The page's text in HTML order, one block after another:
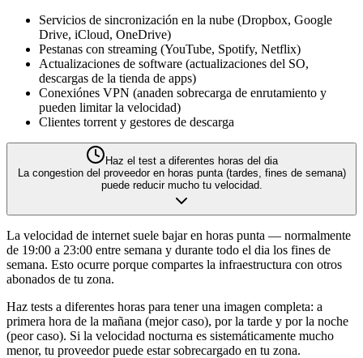
Servicios de sincronización en la nube (Dropbox, Google
Drive, iCloud, OneDrive)
Pestanas con streaming (YouTube, Spotify, Netflix)
Actualizaciones de software (actualizaciones del SO,
descargas de la tienda de apps)
Conexiónes VPN (anaden sobrecarga de enrutamiento y
pueden limitar la velocidad)
Clientes torrent y gestores de descarga
Haz el test a diferentes horas del dia
La congestion del proveedor en horas punta (tardes, fines de semana)
puede reducir mucho tu velocidad.
La velocidad de internet suele bajar en horas punta — normalmente
de 19:00 a 23:00 entre semana y durante todo el dia los fines de
semana. Esto ocurre porque compartes la infraestructura con otros
abonados de tu zona.
Haz tests a diferentes horas para tener una imagen completa: a
primera hora de la mañana (mejor caso), por la tarde y por la noche
(peor caso). Si la velocidad nocturna es sistemáticamente mucho
menor, tu proveedor puede estar sobrecargado en tu zona.